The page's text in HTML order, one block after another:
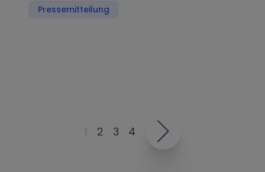
Pressemitteilung
1 2 3 4